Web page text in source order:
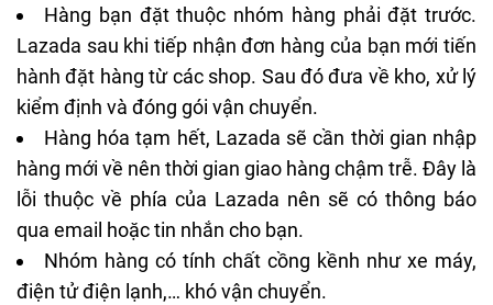
Hàng bạn đặt thuộc nhóm hàng phải đặt trước.
Lazada sau khi tiếp nhận đơn hàng của bạn mới tiến
hành đặt hàng từ các shop. Sau đó đưa về kho, xử lý
kiểm định và đóng gói vận chuyển.
Hàng hóa tạm hết, Lazada sẽ cần thời gian nhập
hàng mới về nên thời gian giao hàng chậm trễ. Đây là
lỗi thuộc về phía của Lazada nên sẽ có thông báo
qua email hoặc tin nhắn cho bạn.
Nhóm hàng có tính chất cồng kềnh như xe máy,
điện tử điện lạnh,… khó vận chuyển.